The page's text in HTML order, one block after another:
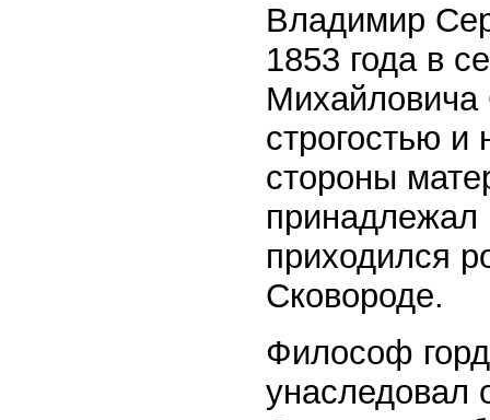
Владимир
1853 года в
Михайловича
строгостью
стороны
принадлежал
приходился
Сковороде.
Философ
унаследовал